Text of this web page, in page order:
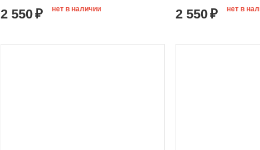
2 550₽ нет в наличии 2 550₽ нет в